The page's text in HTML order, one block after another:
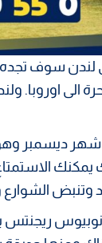
لندن سوف
الى اوروبا.
شهر ديسمبر
وتنبض